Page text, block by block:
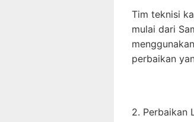
Tim teknisi
mulai dari
perbaikan
2. Perbaikan